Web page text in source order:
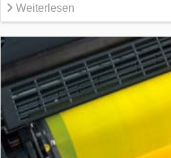
Weiterlesen